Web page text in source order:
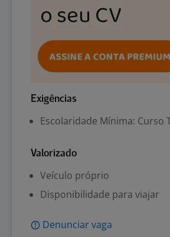
Exigências
Escolaridade Mínima: Curso
Valorizado
Veículo próprio
Disponibilidade para viajar
Denunciar vaga